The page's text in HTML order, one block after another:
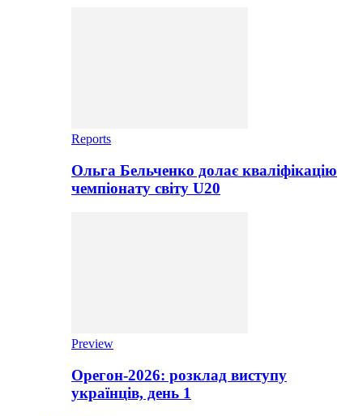
Reports
Ольга Бельченко долає кваліфікацію
чемпіонату світу U20
Preview
Орегон-2026: розклад виступу
українців, день 1